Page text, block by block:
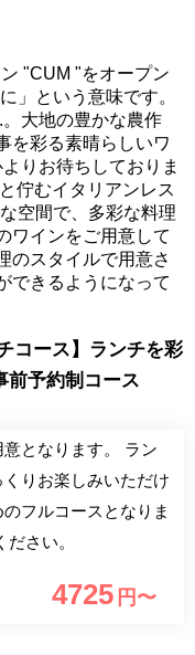
"CUM "をオープン
」という意味です。
大地の豊かな農作
を彩る素晴らしいワ
りお待ちしておりま
佇むイタリアンレス
空間で、多彩な料理
ワインをご用意して
のスタイルで用意さ
できるようになって
コース】ランチを彩
前予約制コース
なります。 ラン
りお楽しみいただけ
フルコースとなりま
さい。
4725 円〜